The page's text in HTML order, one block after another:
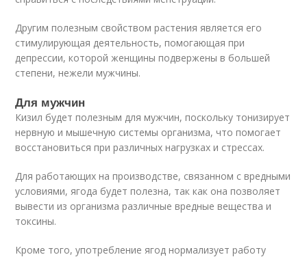
Другим полезным свойством растения является его
стимулирующая деятельность, помогающая при
депрессии, которой женщины подвержены в большей
степени, нежели мужчины.
Для мужчин
Кизил будет полезным для мужчин, поскольку тонизирует
нервную и мышечную системы организма, что помогает
восстановиться при различных нагрузках и стрессах.
Для работающих на производстве, связанном с вредными
условиями, ягода будет полезна, так как она позволяет
вывести из организма различные вредные вещества и
токсины.
Кроме того, употребление ягод нормализует работу